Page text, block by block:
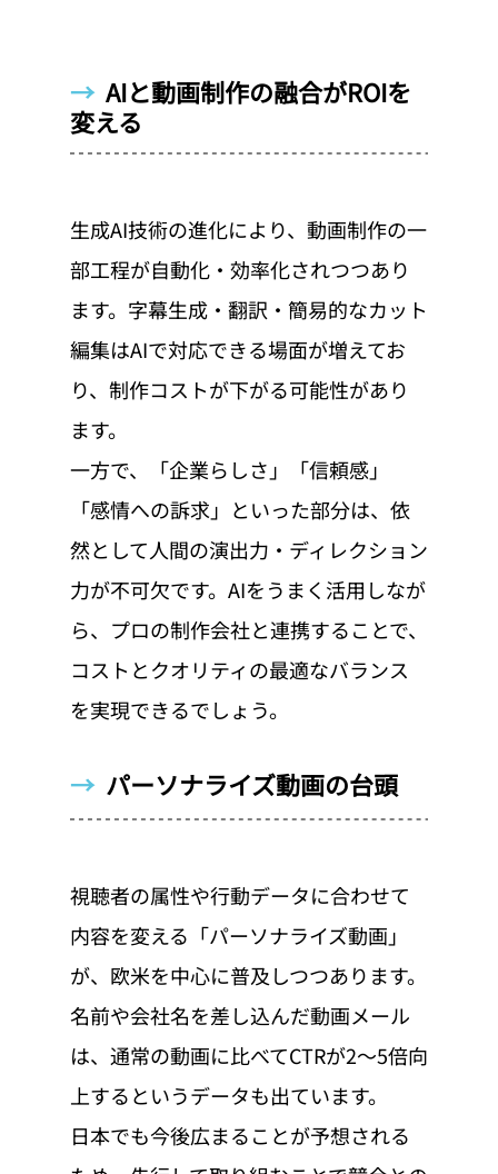
→ AIと動画制作の融合がROIを
変える
生成AI技術の進化により、動画制作の一
部工程が自動化・効率化されつつあり
ます。字幕生成・翻訳・簡易的なカット
編集はAIで対応できる場面が増えてお
り、制作コストが下がる可能性があり
ます。
一方で、「企業らしさ」「信頼感」
「感情への訴求」といった部分は、依
然として人間の演出力・ディレクション
力が不可欠です。AIをうまく活用しなが
ら、プロの制作会社と連携することで、
コストとクオリティの最適なバランス
を実現できるでしょう。
→ パーソナライズ動画の台頭
視聴者の属性や行動データに合わせて
内容を変える「パーソナライズ動画」
が、欧米を中心に普及しつつあります。
名前や会社名を差し込んだ動画メール
は、通常の動画に比べてCTRが2〜5倍向
上するというデータも出ています。
日本でも今後広まることが予想される